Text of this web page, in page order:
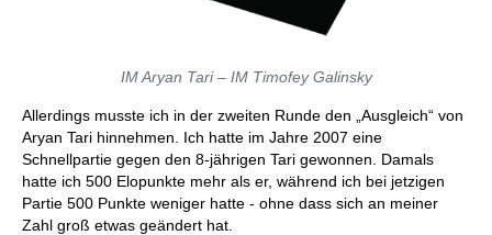
IM Aryan Tari – IM Timofey Galinsky
Allerdings musste ich in der zweiten Runde den „Ausgleich“ von
Aryan Tari hinnehmen. Ich hatte im Jahre 2007 eine
Schnellpartie gegen den 8-jährigen Tari gewonnen. Damals
hatte ich 500 Elopunkte mehr als er, während ich bei jetzigen
Partie 500 Punkte weniger hatte - ohne dass sich an meiner
Zahl groß etwas geändert hat.